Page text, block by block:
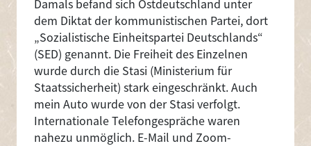
dem Diktat der kommunistischen Partei, dort
„Sozialistische Einheitspartei Deutschlands“
(SED) genannt. Die Freiheit des Einzelnen
wurde durch die Stasi (Ministerium für
Staatssicherheit) stark eingeschränkt. Auch
mein Auto wurde von der Stasi verfolgt.
Internationale Telefongespräche waren
nahezu unmöglich. E-Mail und Zoom-